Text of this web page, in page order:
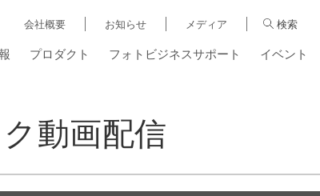
会社概要 お知らせ メディア 検索
プロダクト フォトビジネスサポート イベント
動画配信